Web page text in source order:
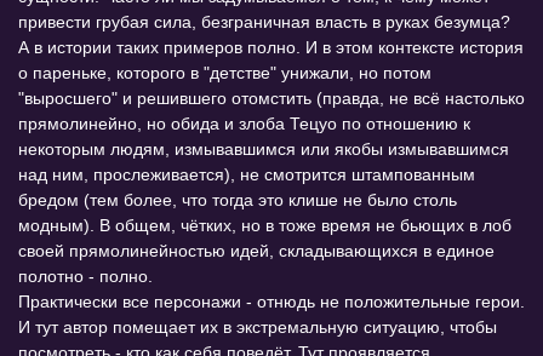
привести грубая сила, безграничная власть в руках безумца?
А в истории таких примеров полно. И в этом контексте история
о пареньке, которого в "детстве" унижали, но потом
"выросшего" и решившего отомстить (правда, не всё настолько
прямолинейно, но обида и злоба Тецуо по отношению к
некоторым людям, измывавшимся или якобы измывавшимся
над ним, прослеживается), не смотрится штампованным
бредом (тем более, что тогда это клише не было столь
модным). В общем, чётких, но в тоже время не бьющих в лоб
своей прямолинейностью идей, складывающихся в единое
полотно - полно.
Практически все персонажи - отнюдь не положительные герои.
И тут автор помещает их в экстремальную ситуацию, чтобы